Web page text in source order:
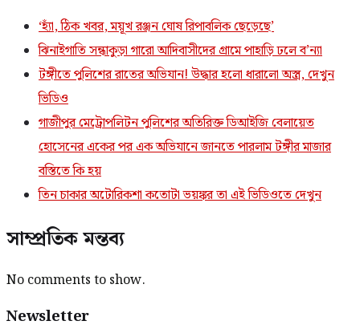
‘হ্যাঁ, ঠিক খবর, ময়ূখ রঞ্জন ঘোষ রিপাবলিক ছেড়েছে’
ঝিনাইগাতি সন্ধাকুড়া গারো আদিবাসীদের গ্রামে পাহাড়ি ঢলে ব’ন্যা
টঙ্গীতে পুলিশের রাতের অভিযান! উদ্ধার হলো ধারালো অস্ত্র, দেখুন
ভিডিও
গাজীপুর মেট্রোপলিটন পুলিশের অতিরিক্ত ডিআইজি বেলায়েত
হোসেনের একের পর এক অভিযানে জানতে পারলাম টঙ্গীর মাজার
বস্তিতে কি হয়
তিন চাকার অটোরিকশা কতোটা ভয়ঙ্কর তা এই ভিডিওতে দেখুন
সাম্প্রতিক মন্তব্য
No comments to show.
Newsletter